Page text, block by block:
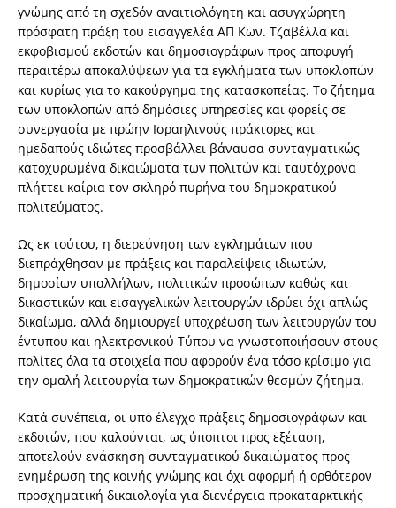
γνώμης από τη σχεδόν αναιτιολόγητη και ασυγχώρητη
πρόσφατη πράξη του εισαγγελέα ΑΠ Κων. Τζαβέλλα και
εκφοβισμού εκδοτών και δημοσιογράφων προς αποφυγή
περαιτέρω αποκαλύψεων για τα εγκλήματα των υποκλοπών
και κυρίως για το κακούργημα της κατασκοπείας. Το ζήτημα
των υποκλοπών από δημόσιες υπηρεσίες και φορείς σε
συνεργασία με πρώην Ισραηλινούς πράκτορες και
ημεδαπούς ιδιώτες προσβάλλει βάναυσα συνταγματικώς
κατοχυρωμένα δικαιώματα των πολιτών και ταυτόχρονα
πλήττει καίρια τον σκληρό πυρήνα του δημοκρατικού
πολιτεύματος.
Ως εκ τούτου, η διερεύνηση των εγκλημάτων που
διεπράχθησαν με πράξεις και παραλείψεις ιδιωτών,
δημοσίων υπαλλήλων, πολιτικών προσώπων καθώς και
δικαστικών και εισαγγελικών λειτουργών ιδρύει όχι απλώς
δικαίωμα, αλλά δημιουργεί υποχρέωση των λειτουργών του
έντυπου και ηλεκτρονικού Τύπου να γνωστοποιήσουν στους
πολίτες όλα τα στοιχεία που αφορούν ένα τόσο κρίσιμο για
την ομαλή λειτουργία των δημοκρατικών θεσμών ζήτημα.
Κατά συνέπεια, οι υπό έλεγχο πράξεις δημοσιογράφων και
εκδοτών, που καλούνται, ως ύποπτοι προς εξέταση,
αποτελούν ενάσκηση συνταγματικού δικαιώματος προς
ενημέρωση της κοινής γνώμης και όχι αφορμή ή ορθότερον
προσχηματική δικαιολογία για διενέργεια προκαταρκτικής